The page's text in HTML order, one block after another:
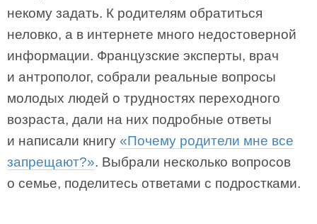
некому задать. К родителям обратиться
неловко, а в интернете много недостоверной
информации. Французские эксперты, врач
и антрополог, собрали реальные вопросы
молодых людей о трудностях переходного
возраста, дали на них подробные ответы
и написали книгу «Почему родители мне все
запрещают?». Выбрали несколько вопросов
о семье, поделитесь ответами с подростками.